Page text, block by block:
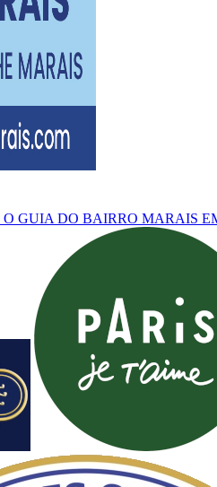
O GUIA DO BAIRRO MARAIS